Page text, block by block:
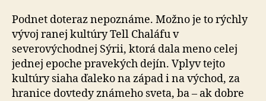
Podnet doteraz nepoznáme. Možno je to rýchly
vývoj ranej kultúry Tell Chaláfu v
severovýchodnej Sýrii, ktorá dala meno celej
jednej epoche pravekých dejín. Vplyv tejto
kultúry siaha ďaleko na západ i na východ, za
hranice dovtedy známeho sveta, ba – ak dobre